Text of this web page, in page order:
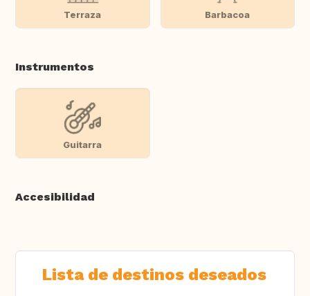
Terraza Barbacoa
Instrumentos
Guitarra
Accesibilidad
Lista de destinos deseados